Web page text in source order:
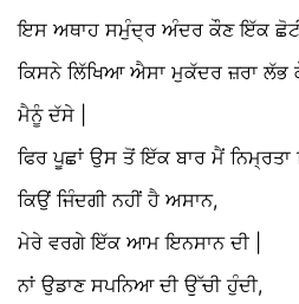
ਇਸ ਅਥਾਹ ਸਮੁੰਦ੍ਰ ਅੰਦਰ ਕੌਣ ਇੱਕ ਛੋਟੀ
ਕਿਸਨੇ ਲਿੱਖਿਆ ਐਸਾ ਮੁਕੱਦਰ ਜ਼ਰਾ
ਮੈਨੂੰ ਦੱਸੇ |
ਫਿਰ ਪੂਛਾਂ ਉਸ ਤੋਂ ਇੱਕ ਬਾਰ ਮੈਂ ਨਿਮ੍ਰਤਾ
ਕਿਉਂ ਜਿੰਦਗੀ ਨਹੀਂ ਹੈ ਅਸਾਨ,
ਮੇਰੇ ਵਰਗੇ ਇੱਕ ਆਮ ਇਨਸਾਨ ਦੀ |
ਨਾਂ ਉਡਾਣ ਸਪਨਿਆ ਦੀ ਉੱਚੀ ਹੁੰਦੀ,